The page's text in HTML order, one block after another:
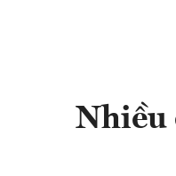
Nhiều